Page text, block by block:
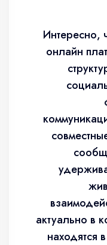
Интересно,
онлайн
актуально в
находятся